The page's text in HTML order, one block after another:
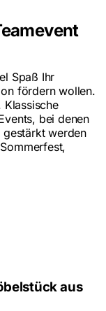
Spaß Ihr
fördern wollen.
Klassische
bei denen
gestärkt werden
aus